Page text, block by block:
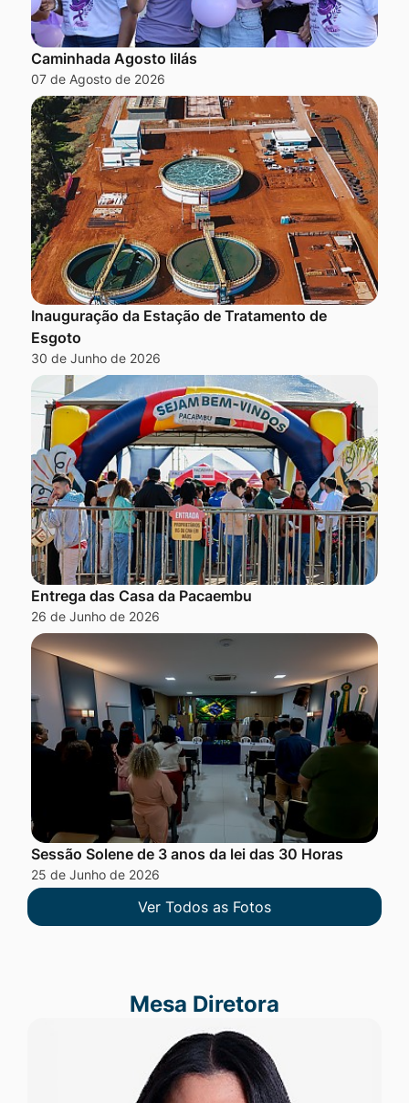
Caminhada Agosto lilás
07 de Agosto de 2026
Inauguração da Estação de Tratamento de
Esgoto
30 de Junho de 2026
Entrega das Casa da Pacaembu
26 de Junho de 2026
Sessão Solene de 3 anos da lei das 30 Horas
25 de Junho de 2026
Ver Todos as Fotos
Mesa Diretora